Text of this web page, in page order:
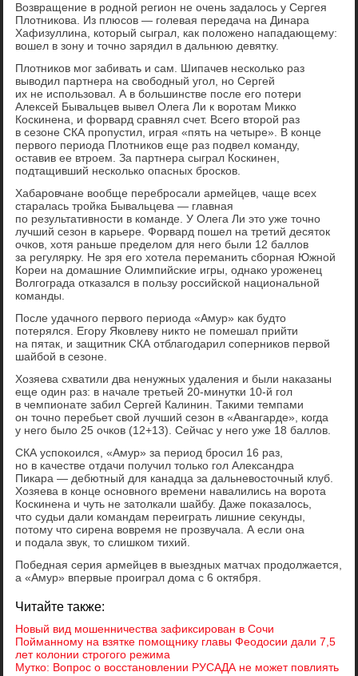
Возвращение в родной регион не очень задалось у Сергея
Плотникова. Из плюсов — голевая передача на Динара
Хафизуллина, который сыграл, как положено нападающему:
вошел в зону и точно зарядил в дальнюю девятку.
Плотников мог забивать и сам. Шипачев несколько раз
выводил партнера на свободный угол, но Сергей
их не использовал. А в большинстве после его потери
Алексей Бывальцев вывел Олега Ли к воротам Микко
Коскинена, и форвард сравнял счет. Всего второй раз
в сезоне СКА пропустил, играя «пять на четыре». В конце
первого периода Плотников еще раз подвел команду,
оставив ее втроем. За партнера сыграл Коскинен,
подтащивший несколько опасных бросков.
Хабаровчане вообще перебросали армейцев, чаще всех
старалась тройка Бывальцева — главная
по результативности в команде. У Олега Ли это уже точно
лучший сезон в карьере. Форвард пошел на третий десяток
очков, хотя раньше пределом для него были 12 баллов
за регулярку. Не зря его хотела переманить сборная Южной
Кореи на домашние Олимпийские игры, однако уроженец
Волгограда отказался в пользу российской национальной
команды.
После удачного первого периода «Амур» как будто
потерялся. Егору Яковлеву никто не помешал прийти
на пятак, и защитник СКА отблагодарил соперников первой
шайбой в сезоне.
Хозяева схватили два ненужных удаления и были наказаны
еще один раз: в начале третьей 20-минутки 10-й гол
в чемпионате забил Сергей Калинин. Такими темпами
он точно перебьет свой лучший сезон в «Авангарде», когда
у него было 25 очков (12+13). Сейчас у него уже 18 баллов.
СКА успокоился, «Амур» за период бросил 16 раз,
но в качестве отдачи получил только гол Александра
Пикара — дебютный для канадца за дальневосточный клуб.
Хозяева в конце основного времени навалились на ворота
Коскинена и чуть не затолкали шайбу. Даже показалось,
что судьи дали командам переиграть лишние секунды,
потому что сирена вовремя не прозвучала. А если она
и подала звук, то слишком тихий.
Победная серия армейцев в выездных матчах продолжается,
а «Амур» впервые проиграл дома с 6 октября.
Читайте также:
Новый вид мошенничества зафиксирован в Сочи
Пойманному на взятке помощнику главы Феодосии дали 7,5
лет колонии строгого режима
Мутко: Вопрос о восстановлении РУСАДА не может повлиять